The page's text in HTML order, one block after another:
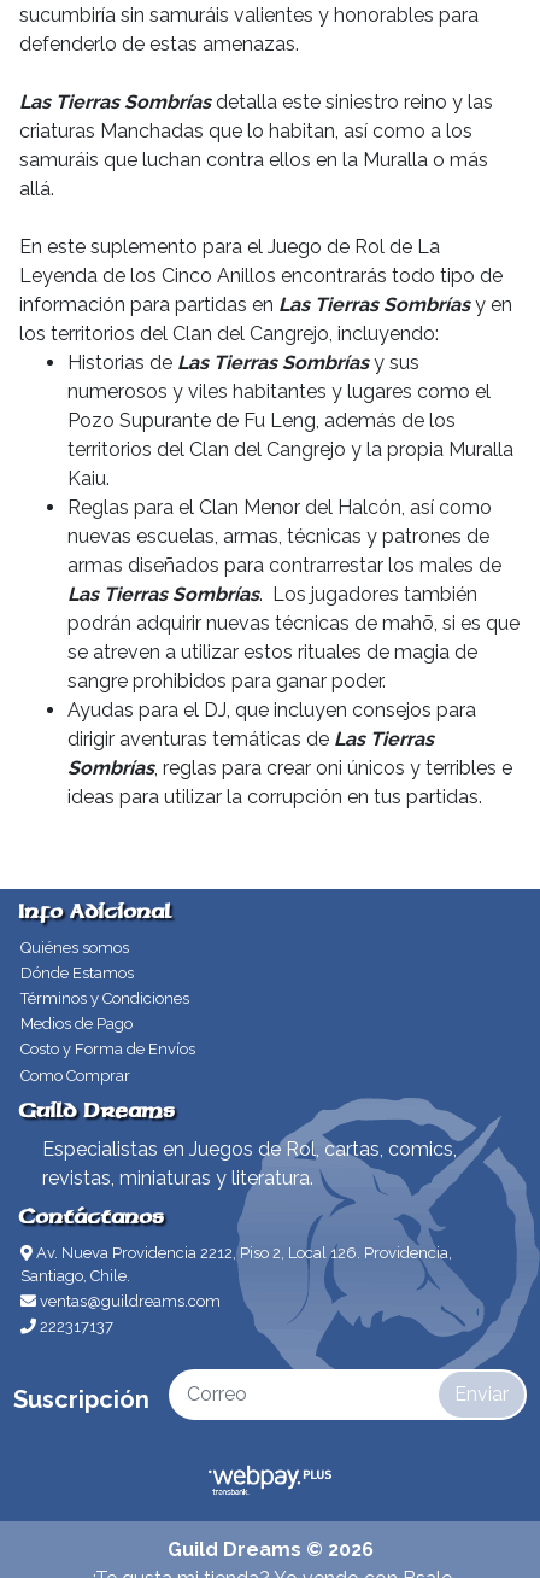
sucumbiría sin samuráis valientes y honorables para
defenderlo de estas amenazas.
Las Tierras Sombríasdetalla este siniestro reino y las
criaturas Manchadas que lo habitan, así como a los
samuráis que luchan contra ellos en la Muralla o más
allá.
En este suplemento para el Juego de Rol de La
Leyenda de los Cinco Anillos encontrarás todo tipo de
información para partidas en Las Tierras Sombríasy en
los territorios del Clan del Cangrejo, incluyendo:
Historias de Las Tierras Sombríasy sus
numerosos y viles habitantes y lugares como el
Pozo Supurante de Fu Leng, además de los
territorios del Clan del Cangrejo y la propia Muralla
Kaiu.
Reglas para el Clan Menor del Halcón, así como
nuevas escuelas, armas, técnicas y patrones de
armas diseñados para contrarrestar los males de
Las Tierras Sombrías. Los jugadores también
podrán adquirir nuevas técnicas de mahō, si es que
se atreven a utilizar estos rituales de magia de
sangre prohibidos para ganar poder.
Ayudas para el DJ, que incluyen consejos para
dirigir aventuras temáticas de Las Tierras
Sombrías, reglas para crear oni únicos y terribles e
ideas para utilizar la corrupción en tus partidas.
Info Adicional
Quiénes somos
Dónde Estamos
Términos y Condiciones
Medios de Pago
Costo y Forma de Envíos
Como Comprar
Guild Dreams
Especialistas en Juegos de Rol, cartas, comics,
revistas, miniaturas y literatura.
Contáctanos
Av. Nueva Providencia 2212, Piso 2, Local 126. Providencia,
Santiago, Chile.
ventas@guildreams.com
222317137
Suscripción Enviar
Guild Dreams © 2026